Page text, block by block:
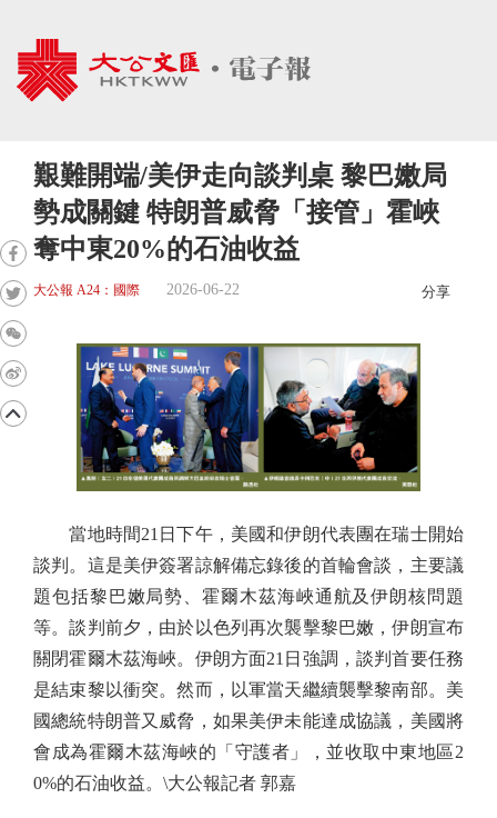
艱難開端/美伊走向談判桌 黎巴嫩局
勢成關鍵 特朗普威脅「接管」霍峽
奪中東20%的石油收益
大公報 A24：國際 2026-06-22 分享
當地時間21日下午，美國和伊朗代表團在瑞士開始
談判。這是美伊簽署諒解備忘錄後的首輪會談，主要議
題包括黎巴嫩局勢、霍爾木茲海峽通航及伊朗核問題
等。談判前夕，由於以色列再次襲擊黎巴嫩，伊朗宣布
關閉霍爾木茲海峽。伊朗方面21日強調，談判首要任務
是結束黎以衝突。然而，以軍當天繼續襲擊黎南部。美
國總統特朗普又威脅，如果美伊未能達成協議，美國將
會成為霍爾木茲海峽的「守護者」，並收取中東地區2
0%的石油收益。\大公報記者 郭嘉